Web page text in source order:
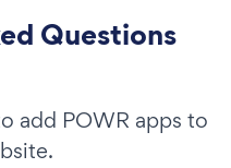
Questions
add POWR apps to